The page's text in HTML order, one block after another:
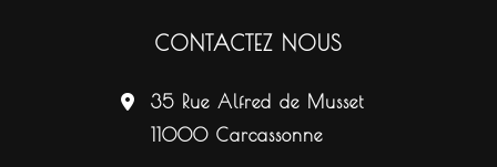
CONTACTEZ NOUS
35 Rue Alfred de Musset
11000 Carcassonne